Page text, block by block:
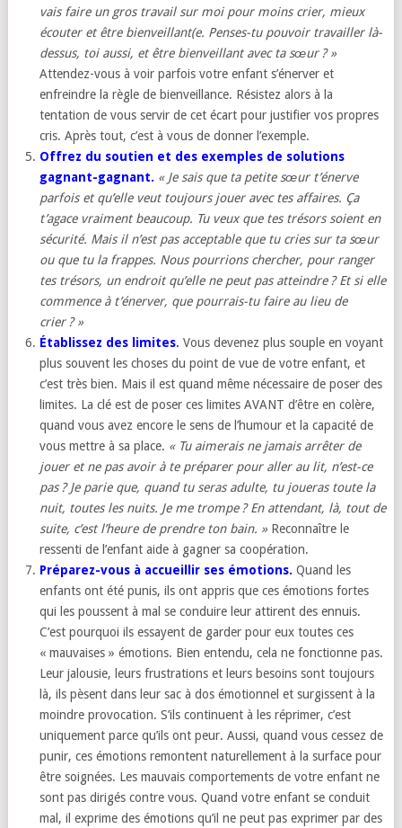
vais faire un gros travail sur moi pour moins crier, mieux
écouter et être bienveillant(e. Penses-tu pouvoir travailler là-
dessus, toi aussi, et être bienveillant avec ta sœur ? »
Attendez-vous à voir parfois votre enfant s’énerver et
enfreindre la règle de bienveillance. Résistez alors à la
tentation de vous servir de cet écart pour justifier vos propres
cris. Après tout, c’est à vous de donner l’exemple.
Offrez du soutien et des exemples de solutions
gagnant-gagnant. « Je sais que ta petite sœur t’énerve
parfois et qu’elle veut toujours jouer avec tes affaires. Ça
t’agace vraiment beaucoup. Tu veux que tes trésors soient en
sécurité. Mais il n’est pas acceptable que tu cries sur ta sœur
ou que tu la frappes. Nous pourrions chercher, pour ranger
tes trésors, un endroit qu’elle ne peut pas atteindre ? Et si elle
commence à t’énerver, que pourrais-tu faire au lieu de
crier ? »
Établissez des limites. Vous devenez plus souple en voyant
plus souvent les choses du point de vue de votre enfant, et
c’est très bien. Mais il est quand même nécessaire de poser des
limites. La clé est de poser ces limites AVANT d’être en colère,
quand vous avez encore le sens de l’humour et la capacité de
vous mettre à sa place. « Tu aimerais ne jamais arrêter de
jouer et ne pas avoir à te préparer pour aller au lit, n’est-ce
pas ? Je parie que, quand tu seras adulte, tu joueras toute la
nuit, toutes les nuits. Je me trompe ? En attendant, là, tout de
suite, c’est l’heure de prendre ton bain. » Reconnaître le
ressenti de l’enfant aide à gagner sa coopération.
Préparez-vous à accueillir ses émotions.Quand les
enfants ont été punis, ils ont appris que ces émotions fortes
qui les poussent à mal se conduire leur attirent des ennuis.
C’est pourquoi ils essayent de garder pour eux toutes ces
« mauvaises » émotions. Bien entendu, cela ne fonctionne pas.
Leur jalousie, leurs frustrations et leurs besoins sont toujours
là, ils pèsent dans leur sac à dos émotionnel et surgissent à la
moindre provocation. S’ils continuent à les réprimer, c’est
uniquement parce qu’ils ont peur. Aussi, quand vous cessez de
punir, ces émotions remontent naturellement à la surface pour
être soignées. Les mauvais comportements de votre enfant ne
sont pas dirigés contre vous. Quand votre enfant se conduit
mal, il exprime des émotions qu’il ne peut pas exprimer par des